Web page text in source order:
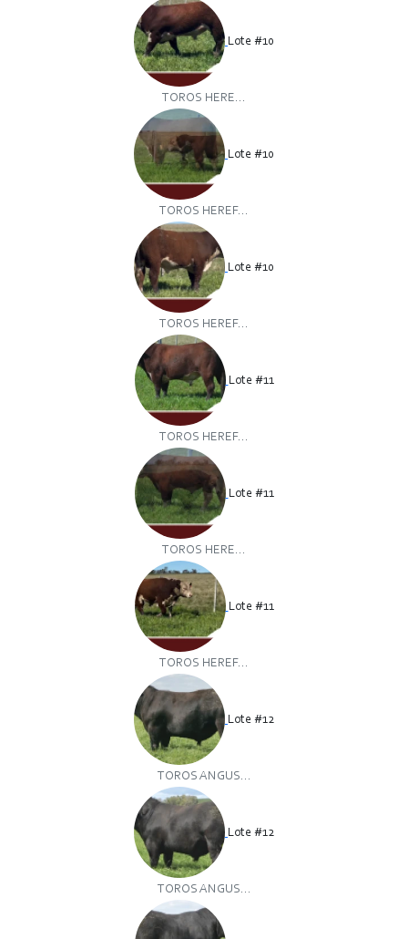
Lote #10
TOROS HERE...
Lote #10
TOROS HEREF...
Lote #10
TOROS HEREF...
Lote #11
TOROS HEREF...
Lote #11
TOROS HERE...
Lote #11
TOROS HEREF...
Lote #12
TOROS ANGUS...
Lote #12
TOROS ANGUS...